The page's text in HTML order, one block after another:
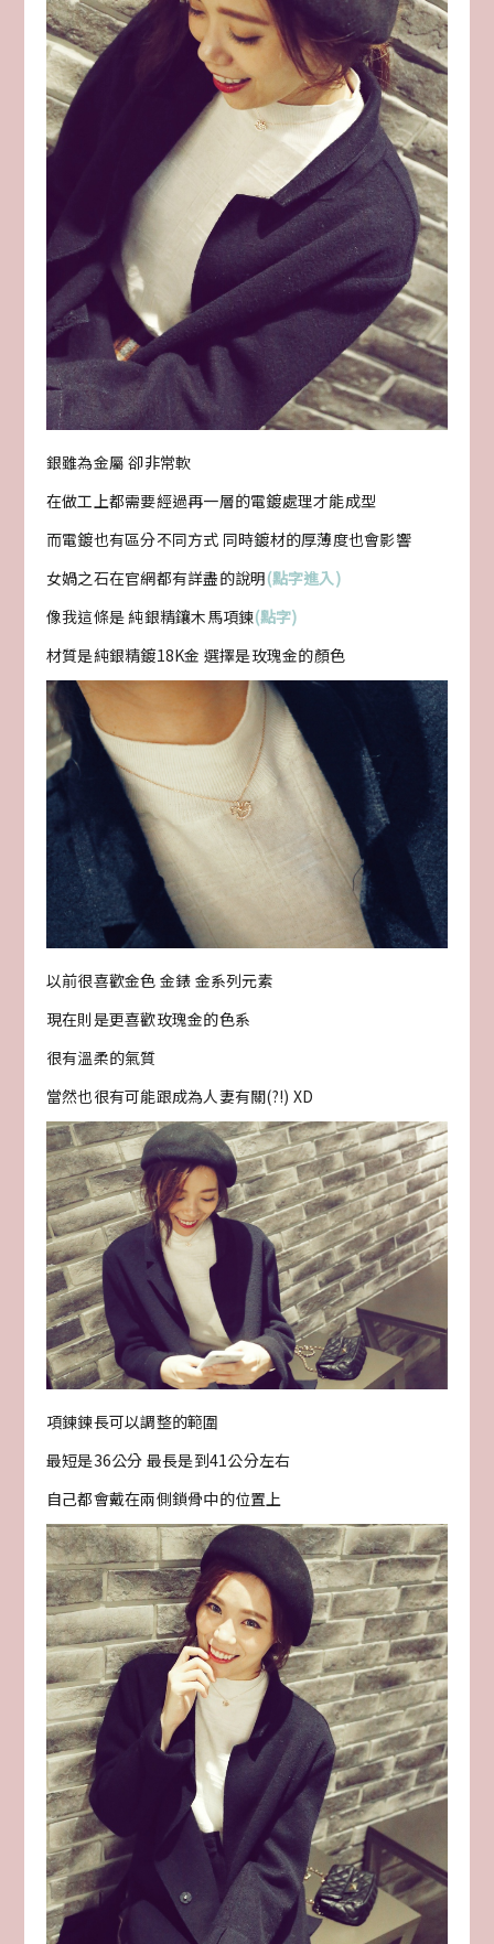
銀雖為金屬 卻非常軟
在做工上都需要經過再一層的電鍍處理才能成型
而電鍍也有區分不同方式 同時鍍材的厚薄度也會影響
女媧之石在官網都有詳盡的說明(點字進入)
像我這條是 純銀精鑲木馬項鍊(點字)
材質是純銀精鍍18K金 選擇是玫瑰金的顏色
以前很喜歡金色 金錶 金系列元素
現在則是更喜歡玫瑰金的色系
很有溫柔的氣質
當然也很有可能跟成為人妻有關(?!) XD
項鍊鍊長可以調整的範圍
最短是36公分 最長是到41公分左右
自己都會戴在兩側鎖骨中的位置上